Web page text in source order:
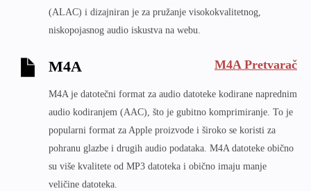
(ALAC) i dizajniran je za pružanje visokokvalitetnog,
niskopojasnog audio iskustva na webu.
M4A M4A Pretvarač
M4A je datotečni format za audio datoteke kodirane naprednim
audio kodiranjem (AAC), što je gubitno komprimiranje. To je
popularni format za Apple proizvode i široko se koristi za
pohranu glazbe i drugih audio podataka. M4A datoteke obično
su više kvalitete od MP3 datoteka i obično imaju manje
veličine datoteka.